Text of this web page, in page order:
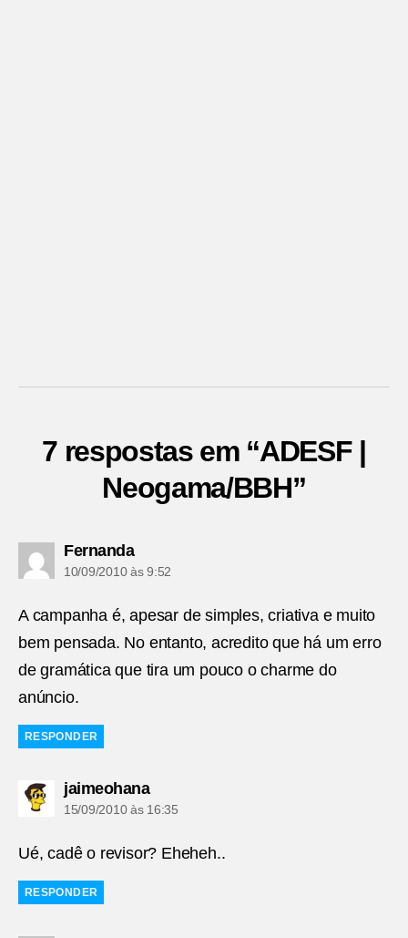
7 respostas em “ADESF |
Neogama/BBH”
Fernandadiz:
10/09/2010 às 9:52
A campanha é, apesar de simples, criativa e muito
bem pensada. No entanto, acredito que há um erro
de gramática que tira um pouco o charme do
anúncio.
RESPONDER
jaimeohanadiz:
15/09/2010 às 16:35
Ué, cadê o revisor? Eheheh..
RESPONDER